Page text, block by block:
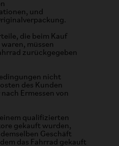
und
die beim Kauf
müssen
zurückgegeben
nicht
des Kunden
Ermessen von
qualifizierten
gekauft wurden,
Geschäft
das Fahrrad gekauft